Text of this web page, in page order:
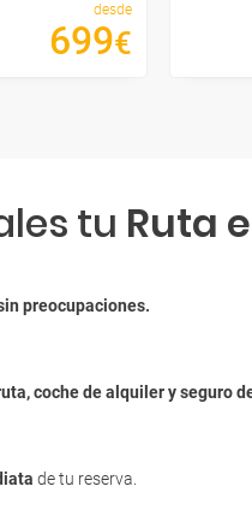
desde
699€
tu Ruta
preocupaciones.
coche de alquiler y seguro
de tu reserva.